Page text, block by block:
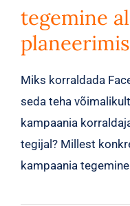
tegemine
Miks korraldada
seda teha
kampaania
tegijal? Millest
kampaania